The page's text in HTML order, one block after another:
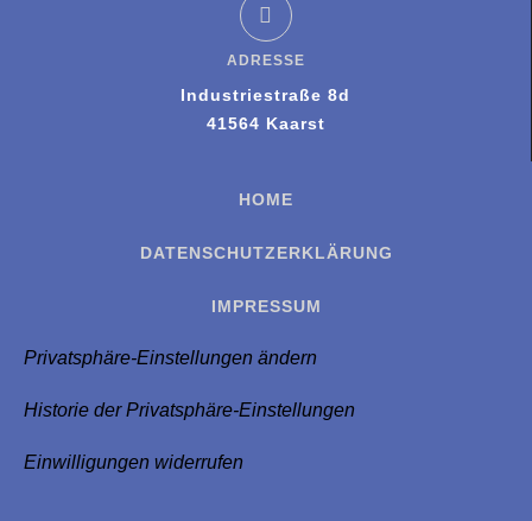
ADRESSE
Industriestraße 8d
41564 Kaarst
HOME
DATENSCHUTZERKLÄRUNG
IMPRESSUM
Privatsphäre-Einstellungen ändern
Historie der Privatsphäre-Einstellungen
Einwilligungen widerrufen